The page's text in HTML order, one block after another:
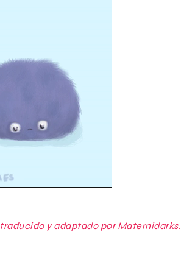
traducido y adaptado por Maternidarks.